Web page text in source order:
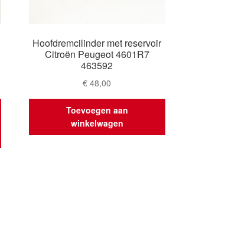
Hoofdremcilinder met reservoir
Citroën Peugeot 4601R7
463592
€ 48,00
Toevoegen aan
winkelwagen